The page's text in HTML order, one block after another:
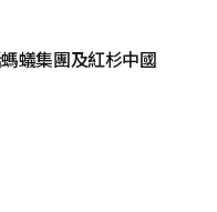
蟻集團及紅杉中國